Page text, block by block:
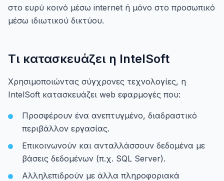
στο ευρύ κοινό μέσω internet ή μόνο στο προσωπικό
μέσω ιδιωτικού δικτύου.
Τι κατασκευάζει η IntelSoft
Χρησιμοποιώντας σύγχρονες τεχνολογίες, η
IntelSoft κατασκευάζει web εφαρμογές που:
Προσφέρουν ένα ανεπτυγμένο, διαδραστικό
περιβάλλον εργασίας.
Επικοινωνούν και ανταλλάσσουν δεδομένα με
βάσεις δεδομένων (π.χ. SQL Server).
Αλληλεπιδρούν με άλλα πληροφοριακά